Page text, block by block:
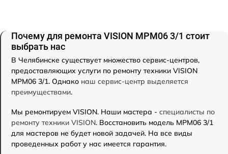
Почему для ремонта VISION MPM06 3/1 стоит
выбрать нас
В Челябинске существует множество сервис-центров,
предоставляющих услуги по ремонту техники VISION
MPM06 3/1. Однако наш сервис-центр выделяется
преимуществами.
Мы ремонтируем VISION. Наши мастера - специалисты по
ремонту техники VISION. Восстановить модель MPM06 3/1
для мастеров не будет новой задачей. На все виды
проведенных работ у нас имеется гарантия.